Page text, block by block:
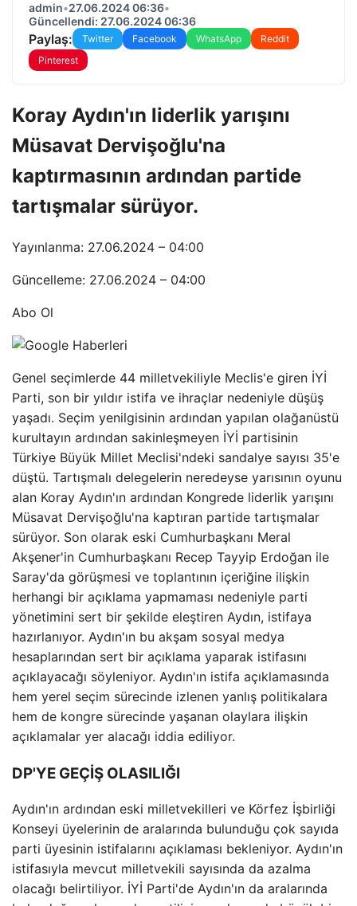
admin•27.06.2024 06:36•
Güncellendi: 27.06.2024 06:36
Paylaş: Twitter Facebook WhatsApp
Reddit
Pinterest
Koray Aydın'ın liderlik yarışını
Müsavat Dervişoğlu'na
kaptırmasının ardından partide
tartışmalar sürüyor.
Yayınlanma: 27.06.2024 – 04:00
Güncelleme: 27.06.2024 – 04:00
Abo Ol
Genel seçimlerde 44 milletvekiliyle Meclis'e giren İYİ
Parti, son bir yıldır istifa ve ihraçlar nedeniyle düşüş
yaşadı. Seçim yenilgisinin ardından yapılan olağanüstü
kurultayın ardından sakinleşmeyen İYİ partisinin
Türkiye Büyük Millet Meclisi'ndeki sandalye sayısı 35'e
düştü. Tartışmalı delegelerin neredeyse yarısının oyunu
alan Koray Aydın'ın ardından Kongrede liderlik yarışını
Müsavat Dervişoğlu'na kaptıran partide tartışmalar
sürüyor. Son olarak eski Cumhurbaşkanı Meral
Akşener'in Cumhurbaşkanı Recep Tayyip Erdoğan ile
Saray'da görüşmesi ve toplantının içeriğine ilişkin
herhangi bir açıklama yapmaması nedeniyle parti
yönetimini sert bir şekilde eleştiren Aydın, istifaya
hazırlanıyor. Aydın'ın bu akşam sosyal medya
hesaplarından sert bir açıklama yaparak istifasını
açıklayacağı söyleniyor. Aydın'ın istifa açıklamasında
hem yerel seçim sürecinde izlenen yanlış politikalara
hem de kongre sürecinde yaşanan olaylara ilişkin
açıklamalar yer alacağı iddia ediliyor.
DP'YE GEÇİŞ OLASILIĞI
Aydın'ın ardından eski milletvekilleri ve Körfez İşbirliği
Konseyi üyelerinin de aralarında bulunduğu çok sayıda
parti üyesinin istifalarını açıklaması bekleniyor. Aydın'ın
istifasıyla mevcut milletvekili sayısında da azalma
olacağı belirtiliyor. İYİ Parti'de Aydın'ın da aralarında